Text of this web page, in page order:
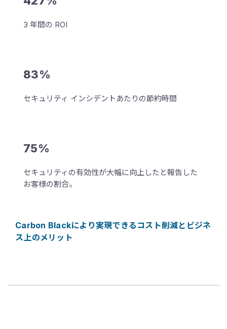
3 年間の ROI
83%
セキュリティ インシデントあたりの節約時間
75%
セキュリティの有効性が大幅に向上したと報告した
お客様の割合。
Carbon Blackにより実現できるコスト削減とビジネ
ス上のメリット